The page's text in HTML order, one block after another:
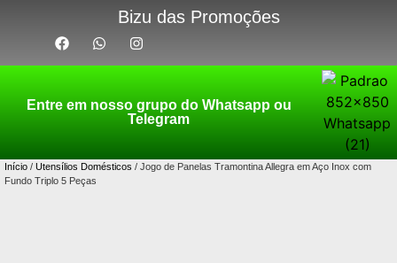
Bizu das Promoções
Entre em nosso grupo do Whatsapp ou
Telegram
Início / Utensílios Domésticos / Jogo de Panelas Tramontina Allegra em Aço Inox com
Fundo Triplo 5 Peças